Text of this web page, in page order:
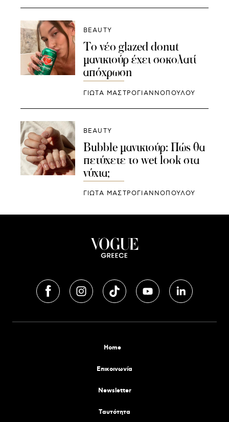
BEAUTY
Το νέο glazed donut
μανικιούρ έχει σοκολατί
απόχρωση
ΓΙΩΤΑ ΜΑΣΤΡΟΓΙΑΝΝΟΠΟΥΛΟΥ
BEAUTY
Bubble μανικιούρ: Πώς θα
πετύχετε το wet look στα
νύχια;
ΓΙΩΤΑ ΜΑΣΤΡΟΓΙΑΝΝΟΠΟΥΛΟΥ
Home
Επικοινωνία
Newsletter
Tαυτότητα